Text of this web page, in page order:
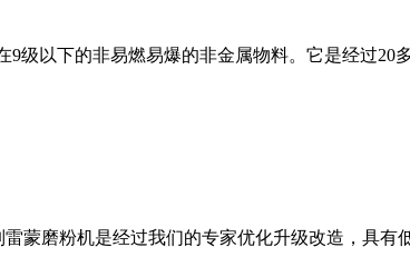
级以下的非易燃易爆的非金属物料。它是经过20
蒙磨粉机是经过我们的专家优化升级改造，具有